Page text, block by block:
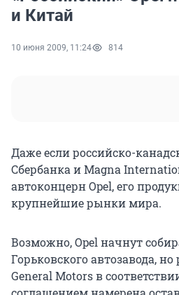
и Китай
10 июня 2009, 11:24 814
Даже если российско-
Сбербанка и Magna
автоконцерн Opel, его
крупнейшие рынки мира.
Возможно, Opel начнут
Горьковского автозавода,
General Motors в